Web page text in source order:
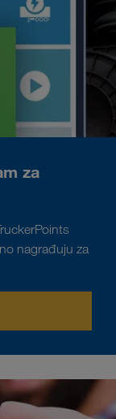
za
nagrađuju za